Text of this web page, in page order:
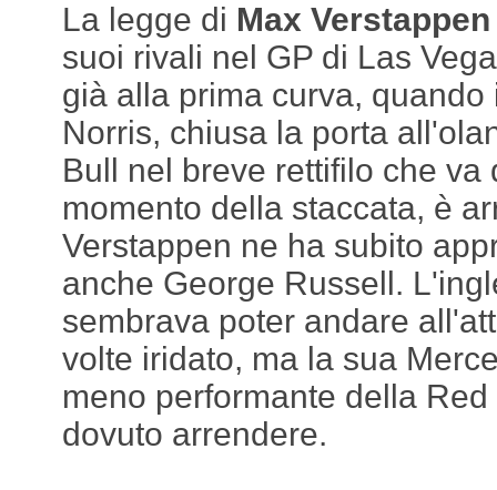
La legge di Max Verstappen
suoi rivali nel GP di Las
già alla prima curva,
Norris, chiusa la porta
Bull nel breve rettifilo che va
momento della staccata, è
Verstappen ne ha subito
anche George Russell.
sembrava poter andare
volte iridato, ma la sua
meno performante della
dovuto arrendere.